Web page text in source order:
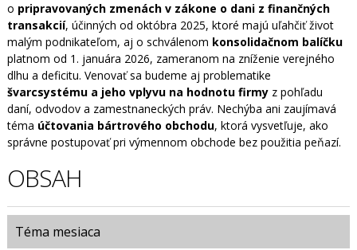
o pripravovaných zmenách v zákone o dani z finančných
transakcií, účinných od októbra 2025, ktoré majú uľahčiť život
malým podnikateľom, aj o schválenom konsolidačnom balíčku
platnom od 1. januára 2026, zameranom na zníženie verejného
dlhu a deficitu. Venovať sa budeme aj problematike
švarcsystému a jeho vplyvu na hodnotu firmyz pohľadu
daní, odvodov a zamestnaneckých práv. Nechýba ani zaujímavá
téma účtovania bártrového obchodu, ktorá vysvetľuje, ako
správne postupovať pri výmennom obchode bez použitia peňazí.
OBSAH
Téma mesiaca